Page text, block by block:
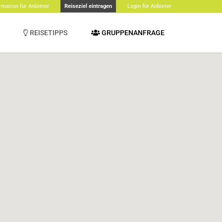
für Anbieter Reiseziel eintragen Login für Anbieter
REISETIPPS GRUPPENANFRAGE